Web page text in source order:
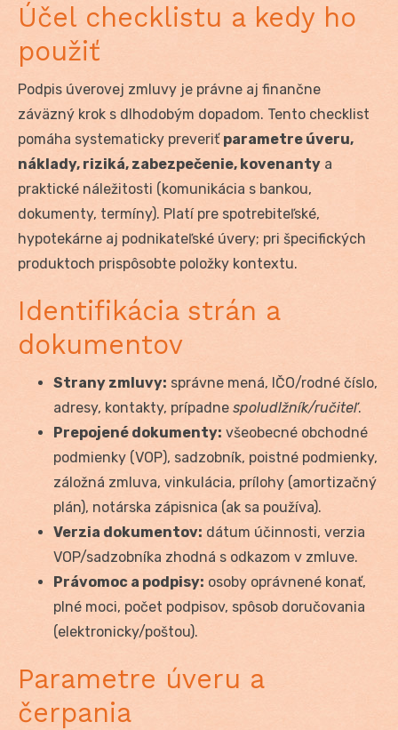
Účel checklistu a kedy ho
použiť
Podpis úverovej zmluvy je právne aj finančne
záväzný krok s dlhodobým dopadom. Tento checklist
pomáha systematicky preveriť parametre úveru,
náklady, riziká, zabezpečenie, kovenanty a
praktické náležitosti (komunikácia s bankou,
dokumenty, termíny). Platí pre spotrebiteľské,
hypotekárne aj podnikateľské úvery; pri špecifických
produktoch prispôsobte položky kontextu.
Identifikácia strán a
dokumentov
Strany zmluvy: správne mená, IČO/rodné číslo,
adresy, kontakty, prípadne spoludlžník/ručiteľ.
Prepojené dokumenty: všeobecné obchodné
podmienky (VOP), sadzobník, poistné podmienky,
záložná zmluva, vinkulácia, prílohy (amortizačný
plán), notárska zápisnica (ak sa používa).
Verzia dokumentov: dátum účinnosti, verzia
VOP/sadzobníka zhodná s odkazom v zmluve.
Právomoc a podpisy: osoby oprávnené konať,
plné moci, počet podpisov, spôsob doručovania
(elektronicky/poštou).
Parametre úveru a
čerpania